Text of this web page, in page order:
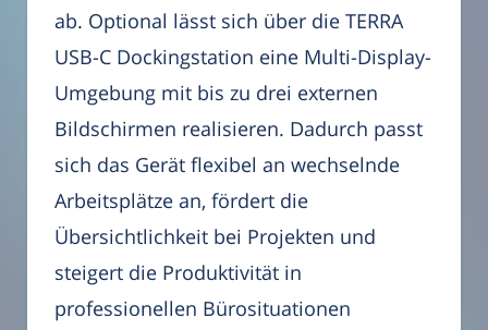
ab. Optional lässt sich über die TERRA
USB-C Dockingstation eine Multi-Display-
Umgebung mit bis zu drei externen
Bildschirmen realisieren. Dadurch passt
sich das Gerät flexibel an wechselnde
Arbeitsplätze an, fördert die
Übersichtlichkeit bei Projekten und
steigert die Produktivität in
professionellen Bürosituationen